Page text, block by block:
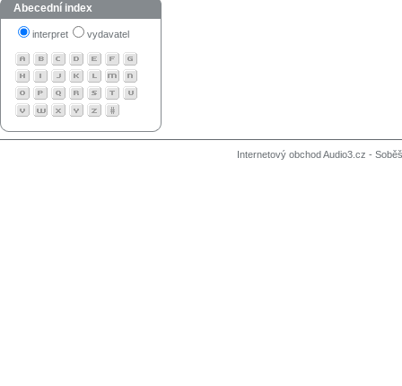
Abecední index
interpret vydavatel
Internetový obchod Audio3.cz -